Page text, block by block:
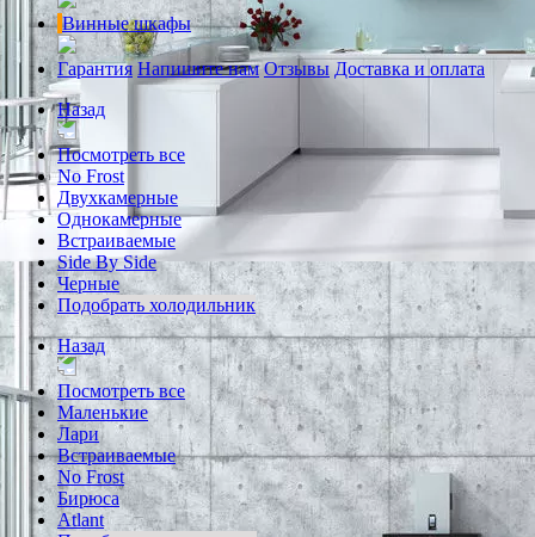
Винные шкафы
Гарантия Напишите нам Отзывы Доставка и оплата
Назад
Посмотреть все
No Frost
Двухкамерные
Однокамерные
Встраиваемые
Side By Side
Черные
Подобрать холодильник
Назад
Посмотреть все
Маленькие
Лари
Встраиваемые
No Frost
Бирюса
Atlant